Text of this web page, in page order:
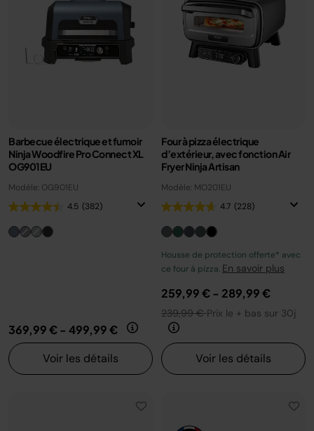
Barbecue électrique et fumoir
Ninja Woodfire Pro Connect XL
OG901EU
Modèle: OG901EU
4.5 (382)
369,99 €- 499,99 €
Voir les détails
Four à pizza électrique
d’extérieur, avec fonction Air
Fryer Ninja Artisan
Modèle: MO201EU
4.7 (228)
Housse de protection offerte* avec
ce four à pizza. En savoir plus
259,99 €- 289,99 €
239,99 €Prix le + bas sur 30j
Voir les détails